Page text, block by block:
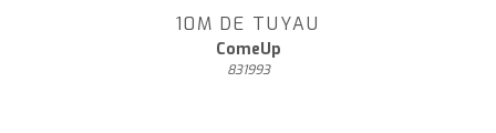
10M DE TUYAU
ComeUp
831993